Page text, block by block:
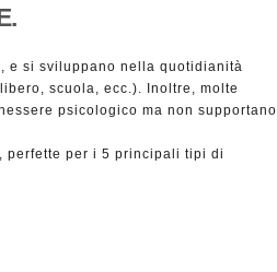
e si sviluppano nella quotidianità
scuola, ecc.). Inoltre, molte
psicologico ma non supportano
perfette per i 5 principali tipi di